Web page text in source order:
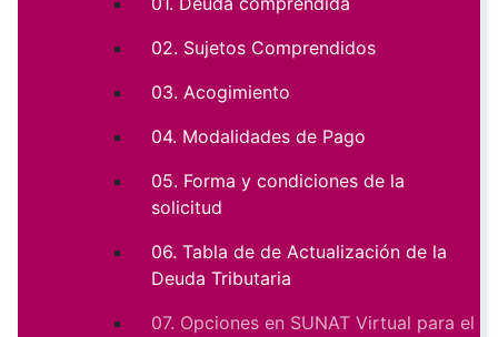
02. Sujetos Comprendidos
03. Acogimiento
04. Modalidades de Pago
05. Forma y condiciones de la
solicitud
06. Tabla de de Actualización de la
Deuda Tributaria
07. Opciones en SUNAT Virtual para el